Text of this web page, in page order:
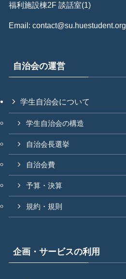
福利施設棟2F 談話室(1)
Email: contact@su.huestudent.org
自治会の運営
学生自治会について
学生自治会の構造
自治会長選挙
自治会費
予算・決算
規約・規則
企画・サービスの利用